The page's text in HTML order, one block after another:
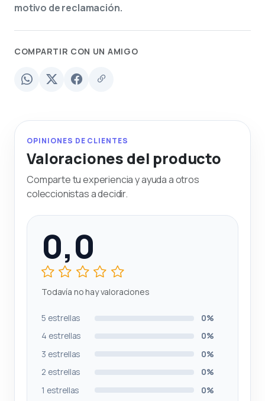
motivo de reclamación.
COMPARTIR CON UN AMIGO
OPINIONES DE CLIENTES
Valoraciones del producto
Comparte tu experiencia y ayuda a otros
coleccionistas a decidir.
0,0
Todavía no hay valoraciones
5 estrellas
0%
4 estrellas
0%
3 estrellas
0%
2 estrellas
0%
1 estrellas
0%